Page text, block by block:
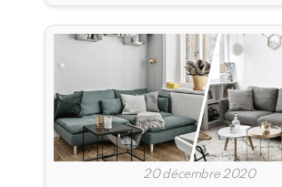
20 décembre 2020